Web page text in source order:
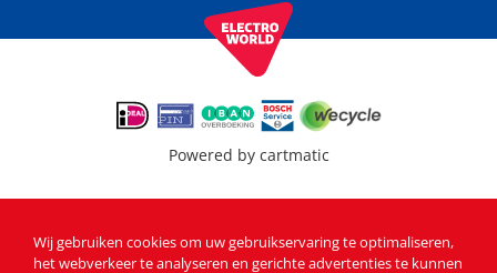
Powered by cartmatic
Wij gebruiken cookies om uw gebruikservaring te optimaliseren,
het webverkeer te analyseren en gerichte advertenties te kunnen